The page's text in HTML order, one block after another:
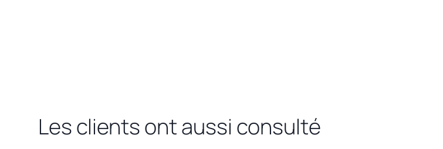
Les clients ont aussi consulté